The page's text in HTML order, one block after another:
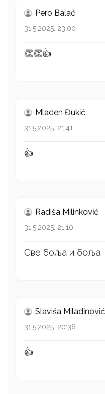
Pero Balać
31.5.2025. 23:00
👏👏👍
Mladen Đukić
31.5.2025. 21:41
👍
Radiša Milinković
31.5.2025. 21:10
Све боља и боља
Slaviša Miladinović
31.5.2025. 20:36
👍